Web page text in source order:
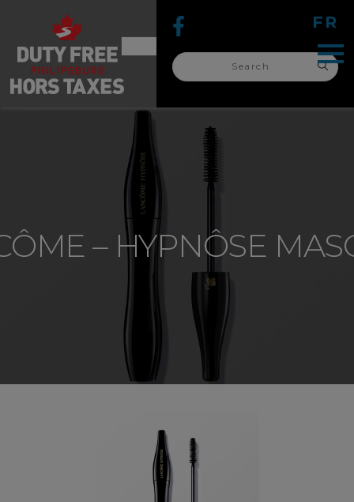
for:
FR
search
for:
– HYPNÔSE